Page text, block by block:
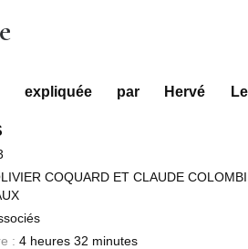
expliquée par Hervé
COQUARD ET CLAUDE
: 4 heures 32 minutes